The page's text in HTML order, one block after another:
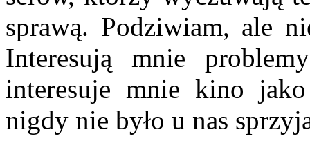
sprawą. Podziwiam, ale
Interesują mnie
interesuje mnie kino
nigdy nie było u nas